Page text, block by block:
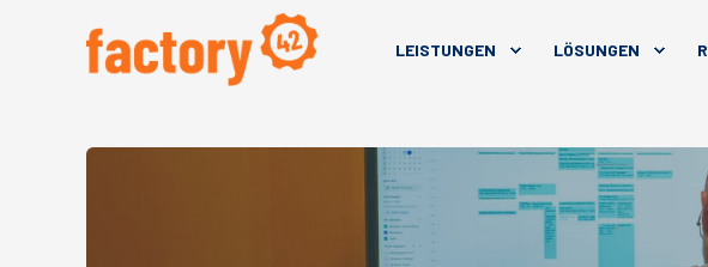
LEISTUNGEN LÖSUNGEN